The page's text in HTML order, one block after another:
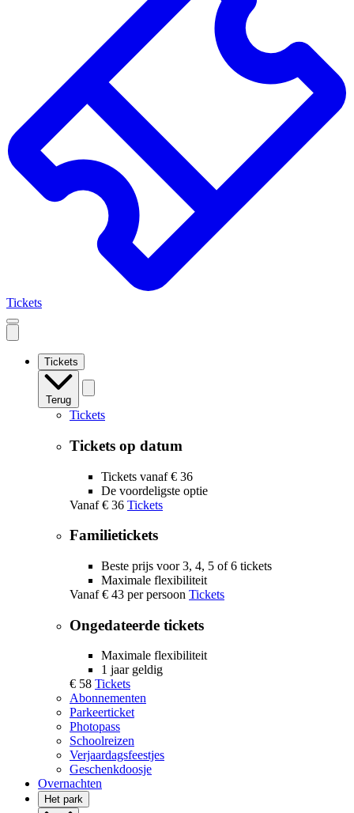
Tickets
Open
mobile
navigation
Tickets
Terug
Tickets
Tickets op datum
Tickets vanaf € 36
De voordeligste optie
Vanaf € 36 Tickets
Familietickets
Beste prijs voor 3, 4, 5 of 6 tickets
Maximale flexibiliteit
Vanaf € 43 per persoon Tickets
Ongedateerde tickets
Maximale flexibiliteit
1 jaar geldig
€ 58 Tickets
Abonnementen
Parkeerticket
Photopass
Schoolreizen
Verjaardagsfeestjes
Geschenkdoosje
Overnachten
Het park